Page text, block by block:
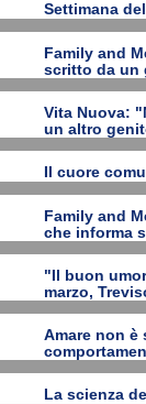
Settimana
Family and
scritto da un
Vita Nuova:
un altro
Il cuore
Family and
che informa
"Il buon
marzo,
Amare non
La scienza